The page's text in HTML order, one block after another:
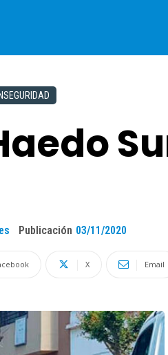
INSEGURIDAD
Publicación 03/11/2020
X Email